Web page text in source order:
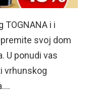
TOGNANA i i
svoj dom
U ponudi vas
vrhunskog